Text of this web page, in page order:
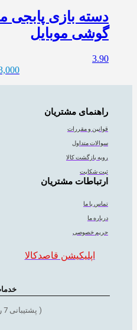
گوشی موبایل
3.90
راهنمای مشتریان
قوانین و مقررات
سوالات متداول
رویه بازگشت کالا
ثبت شکایت
ارتباطات مشتریان
تماس با ما
درباره ما
حریم خصوصی
اپلیکیشن قاصدکالا
( پشتیبانی 7 روز هفته 24 ساعته )